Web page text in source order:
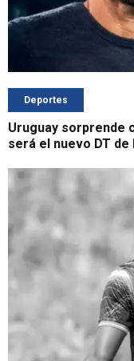
Deportes
Uruguay sorprende
será el nuevo DT